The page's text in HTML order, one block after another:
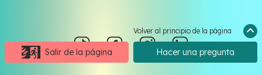
Salir de la página Hacer una pregunta
Volver al principio de la página